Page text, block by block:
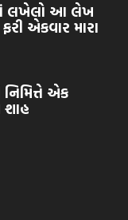
લખેલો આ લેખ
એકવાર મારા
એક
શાહ